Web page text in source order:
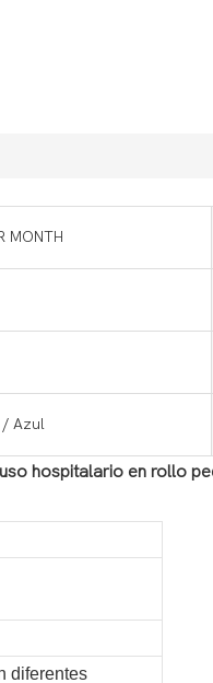
MONTH
/ Azul
hospitalario en rollo
diferentes